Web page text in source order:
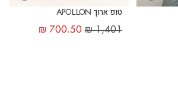
טופ ארוך APOLLON
₪1,401
₪ 700.50